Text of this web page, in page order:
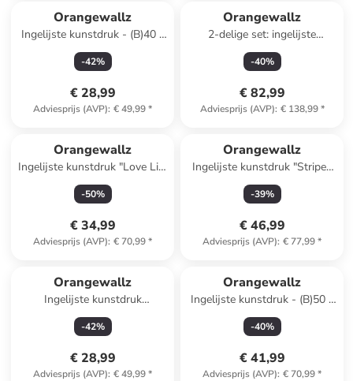
Orangewallz
Ingelijste kunstdruk - (B)40 x
(H)50 cm
-42%
€ 28,99
Adviesprijs (AVP): € 49,99*
Orangewallz
2-delige set: ingelijste
kunstdrukken "Colours, Dots
& Stipes"
-40%
€ 82,99
Adviesprijs (AVP): € 138,99*
Orangewallz
Ingelijste kunstdruk "Love Life
Monkey" - (B)50 x (H)70 cm
-50%
€ 34,99
Adviesprijs (AVP): € 70,99*
Orangewallz
Ingelijste kunstdruk "Striped
Lady"
-39%
€ 46,99
Adviesprijs (AVP): € 77,99*
Orangewallz
Ingelijste kunstdruk
"Lieblings"
-42%
€ 28,99
Adviesprijs (AVP): € 49,99*
Orangewallz
Ingelijste kunstdruk - (B)50 x
(H)70 cm
-40%
€ 41,99
Adviesprijs (AVP): € 70,99*